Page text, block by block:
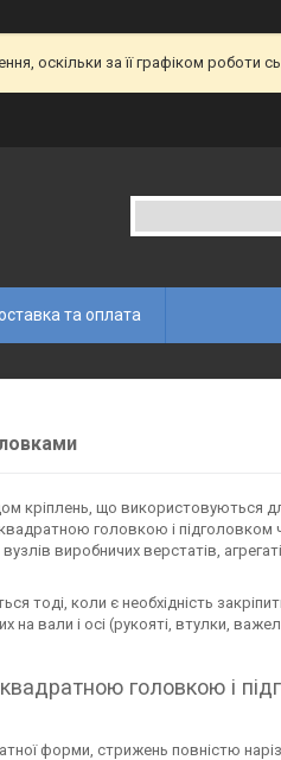
оскільки за її графіком роботи
та оплата
кріплень, що використовуються
квадратною головкою і
виробничих верстатів,
тоді, коли є необхідність
вали і осі (рукояті, втулки,
головкою і
форми, стрижень повністю